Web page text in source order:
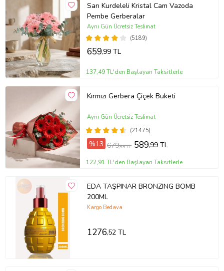
Sarı Kurdeleli Kristal Cam Vazoda
Pembe Gerberalar
(5189)
Aynı Gün Ücretsiz Teslimat
659,99 TL
137,49 TL'den Başlayan Taksitlerle
Kırmızı Gerbera Çiçek Buketi
(21475)
Aynı Gün Ücretsiz Teslimat
%13 679,99 TL 589,99 TL
122,91 TL'den Başlayan Taksitlerle
EDA TAŞPINAR BRONZING BOMB
200ML
Kargo Bedava
1276,52 TL